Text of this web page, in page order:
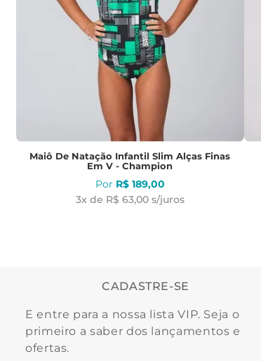
Maiô De Natação Infantil Slim Alças Finas
Em V - Champion
R$ 189,00
3x de R$ 63,00 s/juros
CADASTRE-SE
E entre para a nossa lista VIP. Seja o
primeiro a saber dos lançamentos e
ofertas.